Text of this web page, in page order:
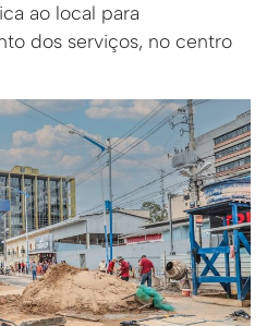
ao local para
dos serviços, no centro